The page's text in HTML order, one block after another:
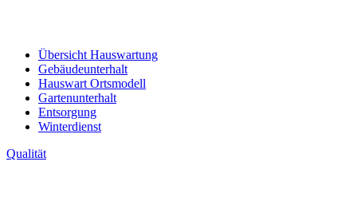
Übersicht Hauswartung
Gebäudeunterhalt
Hauswart Ortsmodell
Gartenunterhalt
Entsorgung
Winterdienst
Qualität